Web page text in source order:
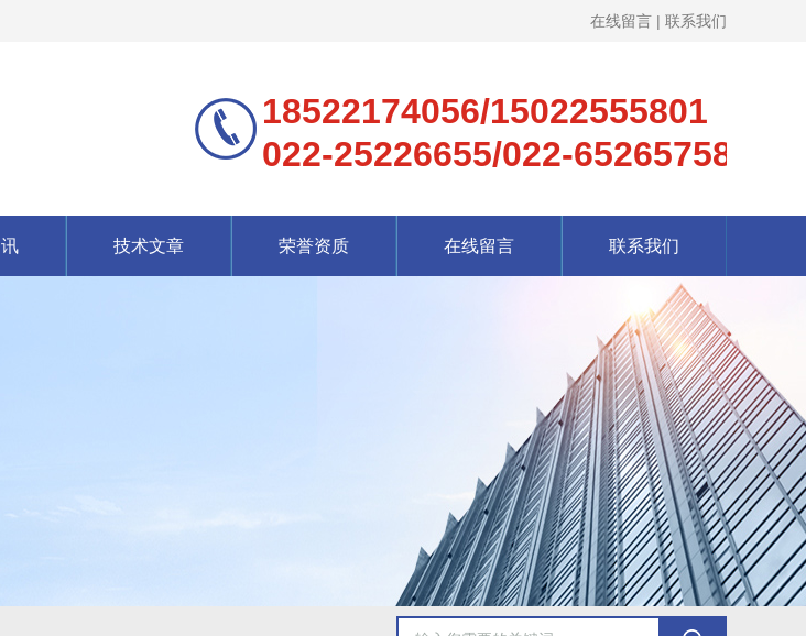
在线留言 | 联系我们
18522174056/15022555801
022-25226655/022-65265758
技术文章 荣誉资质 在线留言 联系我们